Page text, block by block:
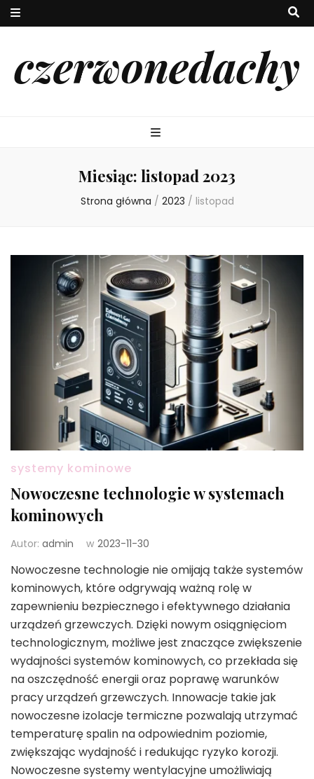
czerwonedachy
Miesiąc: listopad 2023
Strona główna / 2023 / listopad
systemy kominowe
Nowoczesne technologie w systemach
kominowych
Autor: admin w 2023-11-30
Nowoczesne technologie nie omijają także systemów
kominowych, które odgrywają ważną rolę w
zapewnieniu bezpiecznego i efektywnego działania
urządzeń grzewczych. Dzięki nowym osiągnięciom
technologicznym, możliwe jest znaczące zwiększenie
wydajności systemów kominowych, co przekłada się
na oszczędność energii oraz poprawę warunków
pracy urządzeń grzewczych. Innowacje takie jak
nowoczesne izolacje termiczne pozwalają utrzymać
temperaturę spalin na odpowiednim poziomie,
zwiększając wydajność i redukując ryzyko korozji.
Nowoczesne systemy wentylacyjne umożliwiają